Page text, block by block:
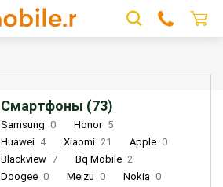
Смартфоны (73)
Samsung 0 Honor 5
Huawei 4 Xiaomi 21 Apple 0
Blackview 7 Bq Mobile 2
Doogee 0 Meizu 0 Nokia 0